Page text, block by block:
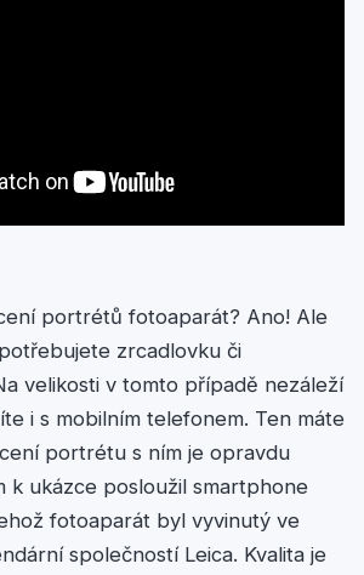
portrétů fotoaparát? Ano! Ale
zrcadlovku či
velikosti v tomto případě nezáleží
i s mobilním telefonem. Ten máte
portrétu s ním je opravdu
k ukázce posloužil smartphone
fotoaparát byl vyvinutý ve
společností Leica. Kvalita je